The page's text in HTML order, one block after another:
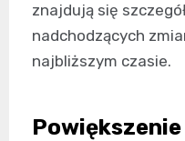
znajdują się
nadchodzących
najbliższym czasie.